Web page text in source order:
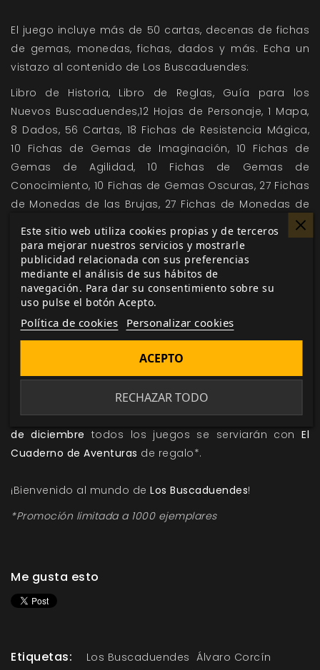
El juego incluye más de 50 cartas, decenas de fichas
de gemas, monedas, fichas, dados y más. Echa un
vistazo al contenido de Los Buscaduendes:
Libro de Historia, Libro de Reglas, Guía para los
Nuevos Buscaduendes,12 Hojas de Personaje, 1 Mapa,
8 Dados, 56 Cartas, 18 Fichas de Resistencia Mágica,
10 Fichas de Gemas de Imaginación, 10 Fichas de
Gemas de Agilidad, 10 Fichas de Gemas de
Conocimiento, 10 Fichas de Gemas Oscuras, 27 Fichas
de Monedas de las Brujas, 27 Fichas de Monedas de
los Magos, 27 Fichas de Monedas de los Duendes, 4
Fichas de Poder, 5 Fichas de Indicadores, 16 Fichas de
Estado, 8 Fichas de Éxito, 8 Fichas de Energía.
Visita la web del juego y recuerda que hasta eldía 20
de diciembre todos los juegos se serviarán con El
Cuaderno de Aventuras de regalo*.
¡Bienvenido al mundo de Los Buscaduendes!
*Promoción limitada a 1000 ejemplares
Me gusta esto
Etiquetas: Los Buscaduendes Álvaro Corcín
Este sitio web utiliza cookies propias y de terceros
para mejorar nuestros servicios y mostrarle
publicidad relacionada con sus preferencias
mediante el análisis de sus hábitos de
navegación. Para dar su consentimiento sobre su
uso pulse el botón Acepto.
Política de cookies Personalizar cookies
RECHAZAR TODO
ACEPTO